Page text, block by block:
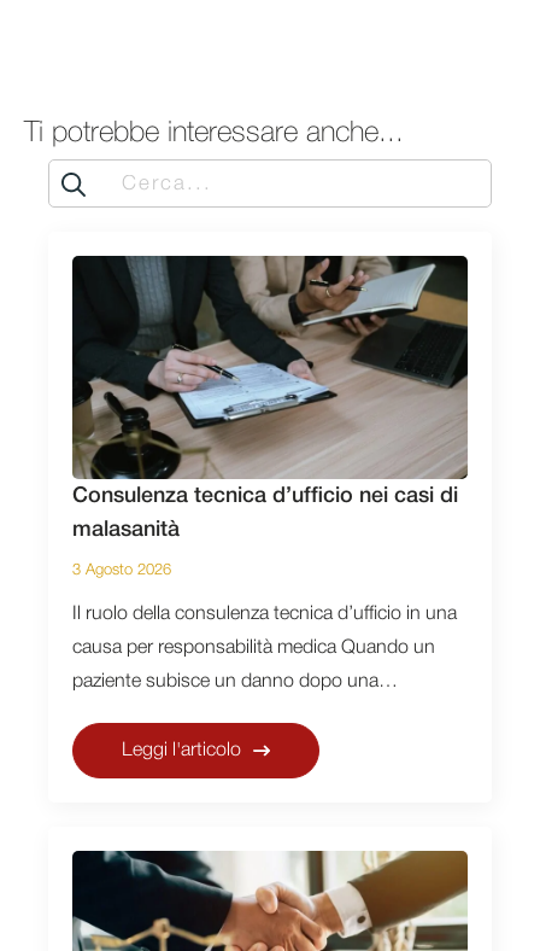
Ti potrebbe interessare anche...
Search
for:
Consulenza tecnica d’ufficio nei casi di
malasanità
3 Agosto 2026
Il ruolo della consulenza tecnica d’ufficio in una
causa per responsabilità medica Quando un
paziente subisce un danno dopo una…
Leggi l'articolo